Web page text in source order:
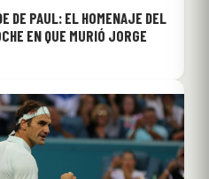
DE PAUL: EL HOMENAJE DEL
EN QUE MURIÓ JORGE